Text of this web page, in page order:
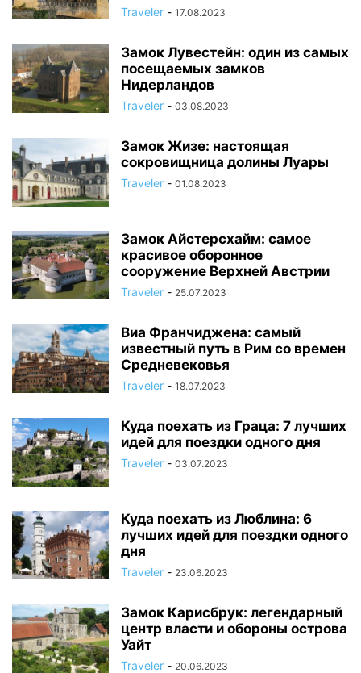
Traveler - 17.08.2023
Замок Лувестейн: один из самых
посещаемых замков
Нидерландов
Traveler - 03.08.2023
Замок Жизе: настоящая
сокровищница долины Луары
Traveler - 01.08.2023
Замок Айстерсхайм: самое
красивое оборонное
сооружение Верхней Австрии
Traveler - 25.07.2023
Виа Франчиджена: самый
известный путь в Рим со времен
Средневековья
Traveler - 18.07.2023
Куда поехать из Граца: 7 лучших
идей для поездки одного дня
Traveler - 03.07.2023
Куда поехать из Люблина: 6
лучших идей для поездки одного
дня
Traveler - 23.06.2023
Замок Карисбрук: легендарный
центр власти и обороны острова
Уайт
Traveler - 20.06.2023